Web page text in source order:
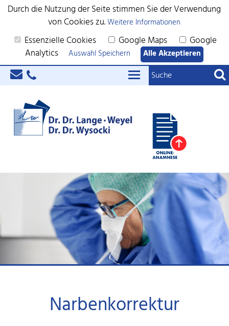
Durch die Nutzung der Seite stimmen Sie der Verwendung
von Cookies zu.Weitere Informationen
Essenzielle Cookies Google Maps Google
Analytics Auswahl Speichern Alle Akzeptieren
Narbenkorrektur